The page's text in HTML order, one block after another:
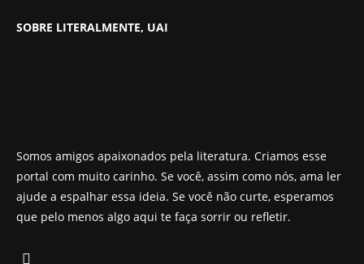
SOBRE LITERALMENTE, UAI
Somos amigos apaixonados pela literatura. Criamos esse
portal com muito carinho. Se você, assim como nós, ama ler
ajude a espalhar essa ideia. Se você não curte, esperamos
que pelo menos algo aqui te faça sorrir ou refletir.